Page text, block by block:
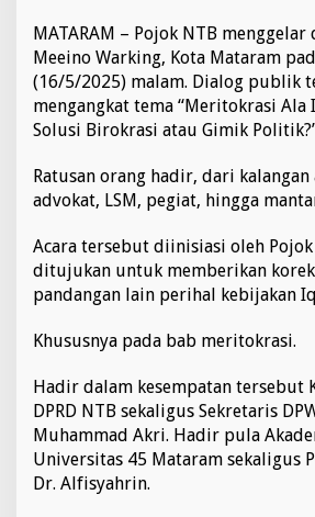
T
e
m
a
M
r
i
o
r
a
i
a
I
q
b
MATARAM – Pojok NTB
Meeino Warking, Kota Mataram
(16/5/2025) malam. Dialog publik
mengangkat tema “Meritokrasi Ala
Solusi Birokrasi atau Gimik
Ratusan orang hadir, dari
advokat, LSM, pegiat, hingga
Acara tersebut diinisiasi oleh
ditujukan untuk memberikan
pandangan lain perihal kebijakan
Khususnya pada bab meritokrasi.
Hadir dalam kesempatan tersebut
DPRD NTB sekaligus Sekretaris
Muhammad Akri. Hadir pula
Universitas 45 Mataram sekaligus
Dr. Alfisyahrin.